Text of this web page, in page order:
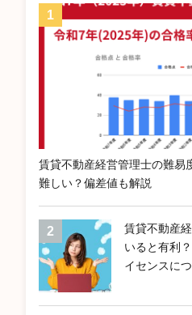
賃貸不動産経営管理士の難易
難しい？偏差値も解説
賃貸不動産
いると有利
イセンスに